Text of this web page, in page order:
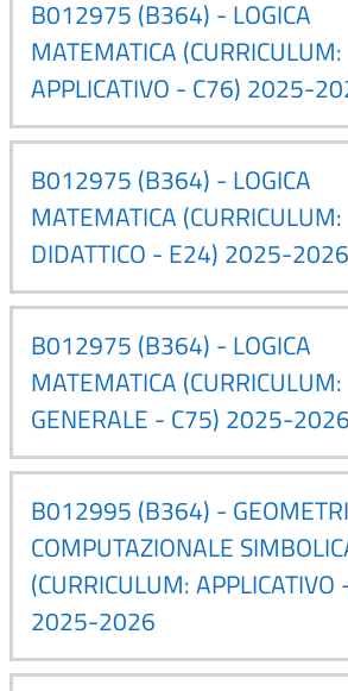
B012975 (B364) - LOGICA
MATEMATICA (CURRICULUM:
APPLICATIVO - C76) 2025-
B012975 (B364) - LOGICA
MATEMATICA (CURRICULUM:
DIDATTICO - E24) 2025-2026
B012975 (B364) - LOGICA
MATEMATICA (CURRICULUM:
GENERALE - C75) 2025-2026
B012995 (B364) -
COMPUTAZIONALE
(CURRICULUM: APPLICATIVO
2025-2026